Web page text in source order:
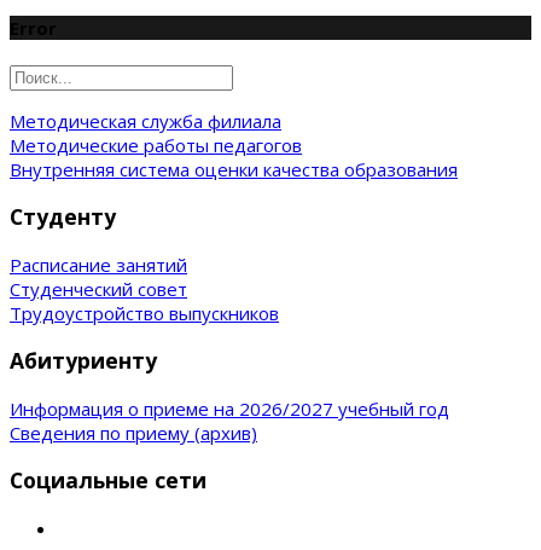
Error
Методическая служба филиала
Методические работы педагогов
Внутренняя система оценки качества образования
Студенту
Расписание занятий
Студенческий совет
Трудоустройство выпускников
Абитуриенту
Информация о приеме на 2026/2027 учебный год
Сведения по приему (архив)
Социальные сети